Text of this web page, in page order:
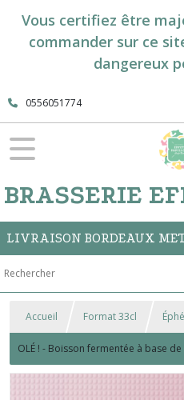
Vous certifiez être
commander sur ce
dangereux
0556051774
BRASSERIE
Accueil Format 33cl
OLÉ ! - Boisson fermentée à base